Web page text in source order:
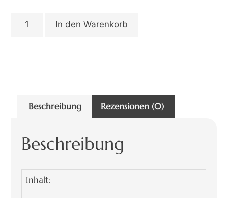
In den Warenkorb
Beschreibung Rezensionen (0)
Beschreibung
Inhalt: